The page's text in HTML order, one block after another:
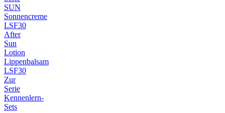
SUN
Sonnencreme
LSF30
After
Sun
Lotion
Lippenbalsam
LSF30
Zur
Serie
Kennenlern-
Sets